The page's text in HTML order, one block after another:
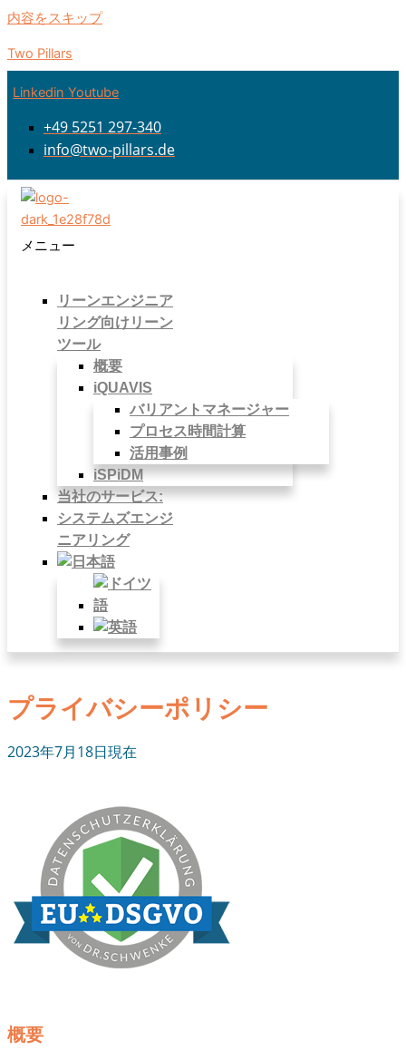
内容をスキップ
Two Pillars
Linkedin Youtube
+49 5251 297-340
info@two-pillars.de
メニュー
リーンエンジニア
リング向けリーン
ツール
概要
iQUAVIS
バリアントマネージャー
プロセス時間計算
活用事例
iSPiDM
当社のサービス:
システムズエンジ
ニアリング
プライバシーポリシー
2023年7月18日現在
概要